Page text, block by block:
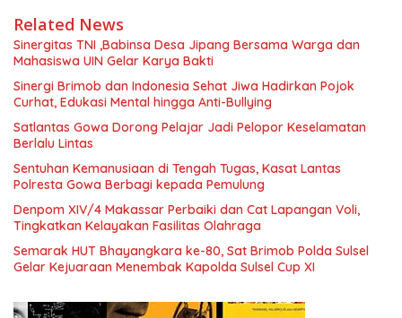
Related News
Sinergitas TNI ,Babinsa Desa Jipang Bersama Warga dan
Mahasiswa UIN Gelar Karya Bakti
Sinergi Brimob dan Indonesia Sehat Jiwa Hadirkan Pojok
Curhat, Edukasi Mental hingga Anti-Bullying
Satlantas Gowa Dorong Pelajar Jadi Pelopor Keselamatan
Berlalu Lintas
Sentuhan Kemanusiaan di Tengah Tugas, Kasat Lantas
Polresta Gowa Berbagi kepada Pemulung
Denpom XIV/4 Makassar Perbaiki dan Cat Lapangan Voli,
Tingkatkan Kelayakan Fasilitas Olahraga
Semarak HUT Bhayangkara ke-80, Sat Brimob Polda Sulsel
Gelar Kejuaraan Menembak Kapolda Sulsel Cup XI